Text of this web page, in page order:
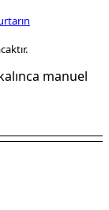
manuel